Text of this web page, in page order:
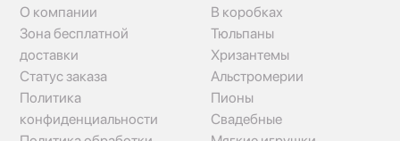
О компании
Зона бесплатной
доставки
Статус заказа
Политика
конфиденциальности
В коробках
Тюльпаны
Хризантемы
Альстромерии
Пионы
Свадебные